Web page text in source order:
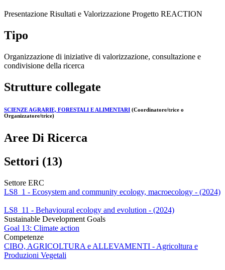
Presentazione Risultati e Valorizzazione Progetto REACTION
Tipo
Organizzazione di iniziative di valorizzazione, consultazione e
condivisione della ricerca
Strutture collegate
SCIENZE AGRARIE, FORESTALI E ALIMENTARI (Coordinatore/trice o
Organizzatore/trice)
Aree Di Ricerca
Settori (13)
Settore ERC
LS8_1 - Ecosystem and community ecology, macroecology - (2024)
LS8_11 - Behavioural ecology and evolution - (2024)
Sustainable Development Goals
Goal 13: Climate action
Competenze
CIBO, AGRICOLTURA e ALLEVAMENTI - Agricoltura e
Produzioni Vegetali